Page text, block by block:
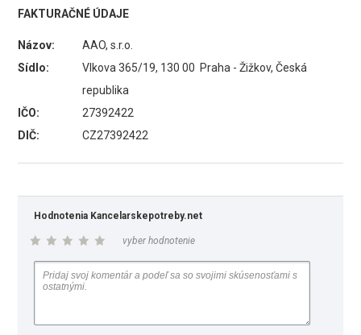
FAKTURAČNÉ ÚDAJE
Názov:
AAO, s.r.o.
Sídlo:
Vlkova 365/19, 130 00 Praha - Žižkov, Česká
republika
IČO:
27392422
DIČ:
CZ27392422
Hodnotenia Kancelarskepotreby.net
vyber hodnotenie